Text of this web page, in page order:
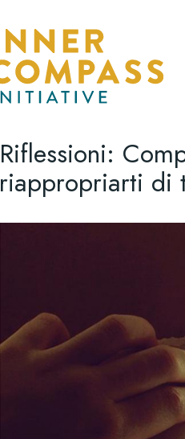
Riflessioni:
riappropriarti di